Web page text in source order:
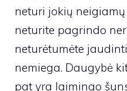
neturi jokių
neturite pagrindo
neturėtumėte
nemiega. Daugybė
pat yra laimingo